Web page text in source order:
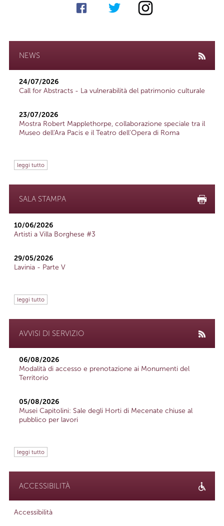
NEWS
24/07/2026
Call for Abstracts - La vulnerabilità del patrimonio culturale
23/07/2026
Mostra Robert Mapplethorpe, collaborazione speciale tra il
Museo dell'Ara Pacis e il Teatro dell'Opera di Roma
leggi tutto
SALA STAMPA
10/06/2026
Artisti a Villa Borghese #3
29/05/2026
Lavinia - Parte V
leggi tutto
AVVISI DI SERVIZIO
06/08/2026
Modalità di accesso e prenotazione ai Monumenti del
Territorio
05/08/2026
Musei Capitolini: Sale degli Horti di Mecenate chiuse al
pubblico per lavori
leggi tutto
ACCESSIBILITÀ
Accessibilità